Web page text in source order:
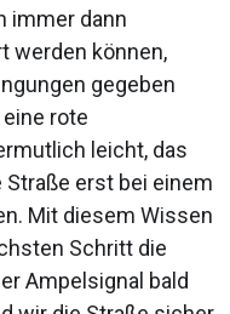
immer dann
werden können,
gegeben
rote
leicht, das
erst bei einem
Mit diesem Wissen
Schritt die
Ampelsignal bald